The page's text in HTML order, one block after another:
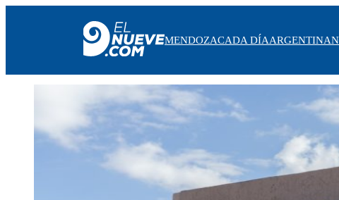
ARGENTINA
MENDOZACADA DÍAARGENTINA